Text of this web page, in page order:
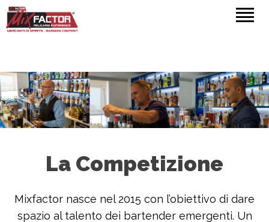
La Competizione
Mixfactor nasce nel 2015 con l’obiettivo di dare
spazio al talento dei bartender emergenti. Un